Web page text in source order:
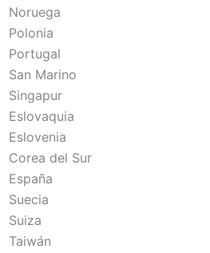
Noruega
Polonia
Portugal
San Marino
Singapur
Eslovaquia
Eslovenia
Corea del Sur
España
Suecia
Suiza
Taiwán